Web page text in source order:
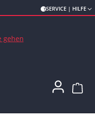
SERVICE | HILFE